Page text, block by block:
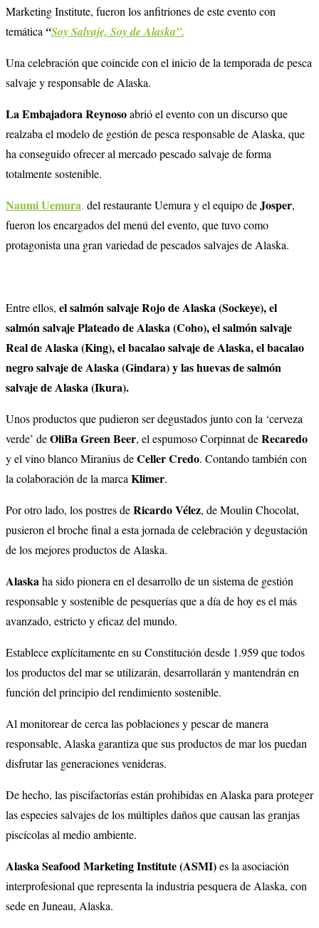
Marketing Institute, fueron los anfitriones de este evento con
temática “Soy Salvaje, Soy de Alaska”.
Una celebración que coincide con el inicio de la temporada de pesca
salvaje y responsable de Alaska.
La Embajadora Reynosoabrió el evento con un discurso que
realzaba el modelo de gestión de pesca responsable de Alaska, que
ha conseguido ofrecer al mercado pescado salvaje de forma
totalmente sostenible.
Naumi Uemura, del restaurante Uemura y el equipo deJosper,
fueron los encargados del menú del evento, que tuvo como
protagonista una gran variedad de pescados salvajes de Alaska.
Entre ellos, el salmón salvaje Rojo de Alaska (Sockeye), el
salmón salvaje Plateado de Alaska (Coho), el salmón salvaje
Real de Alaska (King), el bacalao salvaje de Alaska, el bacalao
negro salvaje de Alaska (Gindara) y las huevas de salmón
salvaje de Alaska (Ikura).
Unos productos que pudieron ser degustados junto con la ‘cerveza
verde’ deOliBa Green Beer, el espumoso Corpinnat deRecaredo
y el vino blanco Miranius deCeller Credo. Contando también con
la colaboración de la marca Klimer.
Por otro lado, los postres deRicardo Vélez, de Moulin Chocolat,
pusieron el broche final a esta jornada de celebración y degustación
de los mejores productos de Alaska.
Alaska ha sido pionera en el desarrollo de un sistema de gestión
responsable y sostenible de pesquerías que a día de hoy es el más
avanzado, estricto y eficaz del mundo.
Establece explícitamente en su Constitución desde 1.959 que todos
los productos del mar se utilizarán, desarrollarán y mantendrán en
función del principio del rendimiento sostenible.
Al monitorear de cerca las poblaciones y pescar de manera
responsable, Alaska garantiza que sus productos de mar los puedan
disfrutar las generaciones venideras.
De hecho, las piscifactorías están prohibidas en Alaska para proteger
las especies salvajes de los múltiples daños que causan las granjas
piscícolas al medio ambiente.
Alaska Seafood Marketing Institute (ASMI)es la asociación
interprofesional que representa la industria pesquera de Alaska, con
sede en Juneau, Alaska.